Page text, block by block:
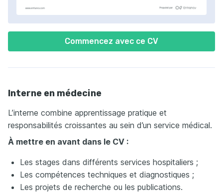
Commencez avec ce CV
Interne en médecine
L’interne combine apprentissage pratique et
responsabilités croissantes au sein d’un service médical.
À mettre en avant dans le CV :
Les stages dans différents services hospitaliers ;
Les compétences techniques et diagnostiques ;
Les projets de recherche ou les publications.